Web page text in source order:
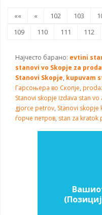
«« « 102 103
109
110 111 112
Најчесто барано: evtini
stanovi vo Skopje za
Stanovi Skopje, kupuvam
Гарсоњера во Скопје,
Stanovi skopje izdava stan
gjorce petrov, Stanovi skopje
ѓорче петров, stan za kratok